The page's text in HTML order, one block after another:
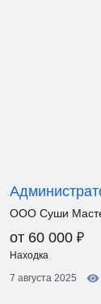
ООО Суши
от 60 000 ₽
Находка
7 августа 2025